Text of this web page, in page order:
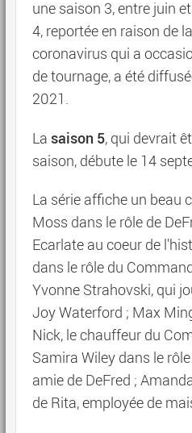
une saison 3, entre juin
4, reportée en raison de
coronavirus qui a
de tournage, a été
2021.
La saison 5, qui devrait
saison, débute le 14
La série affiche un beau
Moss dans le rôle de
Ecarlate au coeur de
dans le rôle du
Yvonne Strahovski, qui
Joy Waterford ; Max
Nick, le chauffeur du
Samira Wiley dans le
amie de DeFred ;
de Rita, employée de